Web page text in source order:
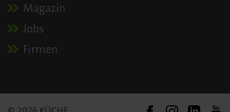
Magazin
Jobs
Firmen